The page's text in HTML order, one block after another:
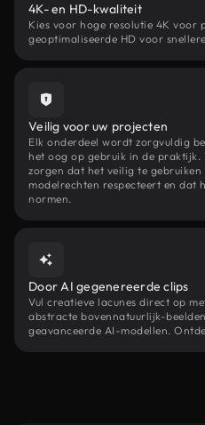
4K- en HD-kwaliteit
Kies voor hoge resolutie 4K voor
geoptimaliseerde HD voor
Veilig voor uw projecten
Elk onderdeel wordt zorgvuldig
het oog op gebruik in de
zorgen dat het veilig te gebruiken
modelrechten respecteert en dat
normen.
Door AI gegenereerde clips
Vul creatieve lacunes direct op
abstracte bovennatuurlijk-
geavanceerde AI-modellen.